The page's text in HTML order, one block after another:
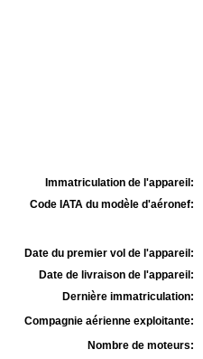
Immatriculation de l'appareil:
Code IATA du modèle d'aéronef:
Date du premier vol de l'appareil:
Date de livraison de l'appareil:
Dernière immatriculation:
Compagnie aérienne exploitante:
Nombre de moteurs: